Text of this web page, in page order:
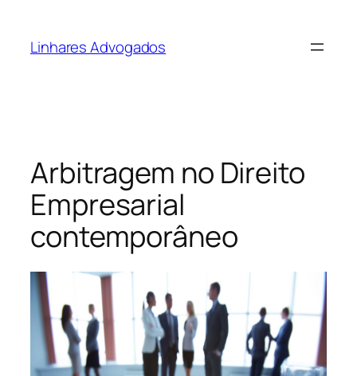
Linhares Advogados
Arbitragem no Direito
Empresarial
contemporâneo